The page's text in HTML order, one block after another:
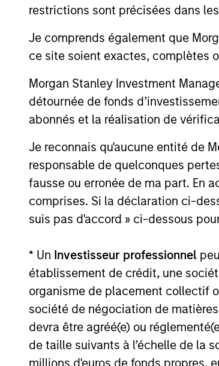
restrictions sont précisées dans
Je comprends également que
ce site soient exactes, complètes
Morgan Stanley Investment
détournée de fonds
abonnés et la réalisation de
Je reconnais qu'aucune entité de
responsable de quelconques
fausse ou erronée de ma part. En
comprises. Si la déclaration ci-
suis pas d'accord » ci-dessous
* Un Investisseur professionnel
établissement de crédit, une
organisme de placement collectif
société de négociation de
devra être agréé(e) ou
de taille suivants à l’échelle de la
millions d'euros de fonds propres,
Strategies
Japanese
Value
Equity
Strategy
As of 06/29/2023. Team